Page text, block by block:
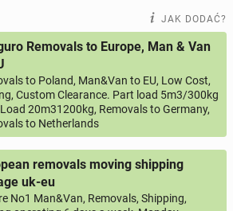
JAK DODAĆ?
Removals to Europe, Man & Van
to Poland, Man&Van to EU, Low Cost,
Custom Clearance. Part load 5m3/300kg
20m31200kg, Removals to Germany,
to Netherlands
removals moving shipping
uk-eu
No1 Man&Van, Removals, Shipping,